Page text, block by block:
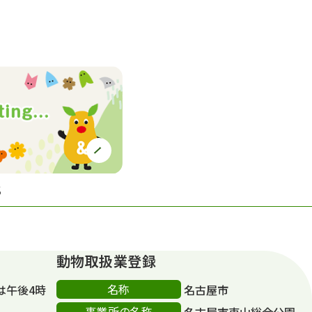
午後4時
動物取扱業登録
名称
名古屋市